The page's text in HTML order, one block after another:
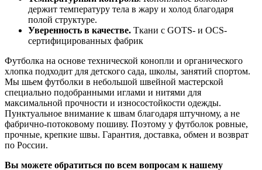
держит температуру тела в жару и холод благодаря
полой структуре.
Уверенность в качестве. Ткани с GOTS- и OCS-
сертифицированных фабрик
Футболка на основе технической конопли и органического
хлопка подходит для детского сада, школы, занятий спортом.
Мы шьем футболки в небольшой швейной мастерской
специально подобранными иглами и нитями для
максимальной прочности и износостойкости одежды.
Пунктуальное внимание к швам благодаря штучному, а не
фабрично-потоковому пошиву. Поэтому у футболок ровные,
прочные, крепкие швы. Гарантия, доставка, обмен и возврат
по России.
Вы можете обратиться по всем вопросам к нашему